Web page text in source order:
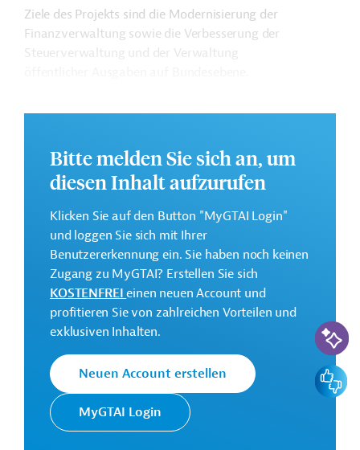
Ziele des Projekts sind die Modernisierung der
Finanzverwaltung sowie die Verbesserung der
Steuerverwaltung und der Verwaltung
Gesamtkosten:
80 Millionen US-Dollar
Geberbeitrag:
72,7 Millionen US-Dollar (Darlehen)
Kontaktadresse
Interamerikanische
Entwicklungsbank
(IDB)
Die IDB ist die wichtigste
multilaterale
Finanzierungsinstitution für
Entwicklungsprojekte in der
Region Lateinamerika und
Bitte melden Sie sich an, um
diesen Inhalt aufzurufen
Klicken Sie auf den Button "MyGTAI Login"
und loggen Sie sich mit Ihrer
Benutzererkennung ein. Sie haben noch keinen
Zugang zu MyGTAI? Erstellen Sie sich
KOSTENFREIeinen neuen Account und
profitieren Sie von zahlreichen Vorteilen und
exklusiven Inhalten.
Neuen Account erstellen
MyGTAI Login
KI-